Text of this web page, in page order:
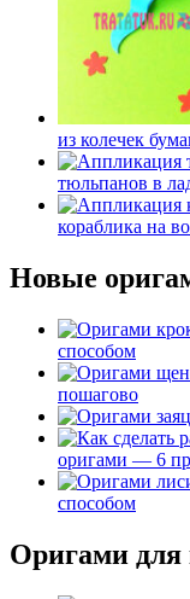
из колечек
тюльпанов в
кораблика на
Новые
способом
пошагово
оригами — 6
способом
Оригами для